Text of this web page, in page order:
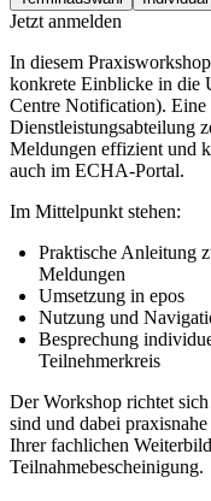
Jetzt anmelden
In diesem
konkrete Einblicke in die
Centre Notification). Eine
Dienstleistungsabteilung
Meldungen effizient und
auch im ECHA-Portal.
Im Mittelpunkt stehen:
Praktische Anleitung
Meldungen
Umsetzung in epos
Nutzung und
Besprechung
Teilnehmerkreis
Der Workshop richtet
sind und dabei
Ihrer fachlichen
Teilnahmebescheinigung.